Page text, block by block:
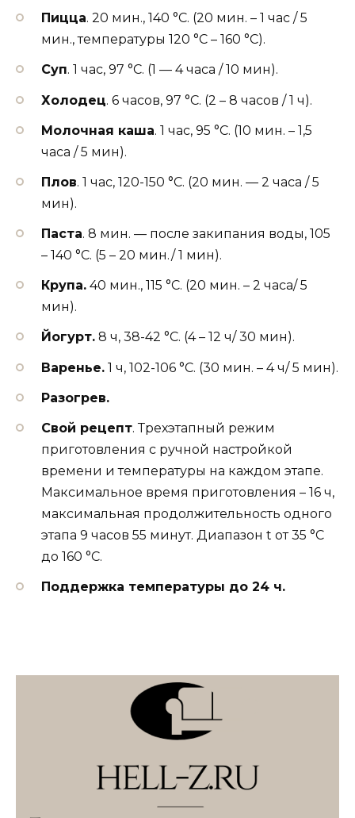
Пицца. 20 мин., 140 °С. (20 мин. – 1 час / 5
мин., температуры 120 °С – 160 °С).
Суп. 1 час, 97 °С. (1 — 4 часа / 10 мин).
Холодец. 6 часов, 97 °С. (2 – 8 часов / 1 ч).
Молочная каша. 1 час, 95 °С. (10 мин. – 1,5
часа / 5 мин).
Плов. 1 час, 120-150 °С. (20 мин. — 2 часа / 5
мин).
Паста. 8 мин. — после закипания воды, 105
– 140 °С. (5 – 20 мин./ 1 мин).
Крупа. 40 мин., 115 °С. (20 мин. – 2 часа/ 5
мин).
Йогурт. 8 ч, 38-42 °С. (4 – 12 ч/ 30 мин).
Варенье. 1 ч, 102-106 °С. (30 мин. – 4 ч/ 5 мин).
Разогрев.
Свой рецепт. Трехэтапный режим
приготовления с ручной настройкой
времени и температуры на каждом этапе.
Максимальное время приготовления – 16 ч,
максимальная продолжительность одного
этапа 9 часов 55 минут. Диапазон t от 35 °С
до 160 °С.
Поддержка температуры до 24 ч.